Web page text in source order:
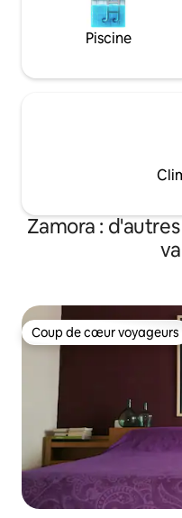
Piscine
Zamora :
Coup de cœur voyageurs
Coup de cœur voyageurs